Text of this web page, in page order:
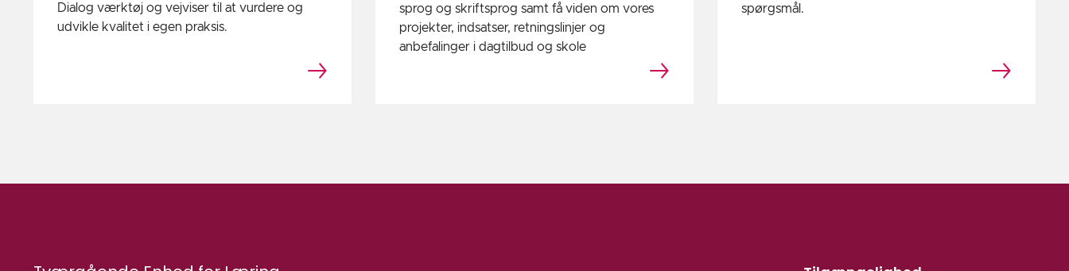
Dialog værktøj og vejviser til at vurdere og
udvikle kvalitet i egen praksis.
sprog og skriftsprog samt få viden om vores
projekter, indsatser, retningslinjer og
anbefalinger i dagtilbud og skole
spørgsmål.